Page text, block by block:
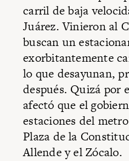
carril de baja
Juárez. Vinieron al
buscan un
exorbitantemente
lo que desayunan,
después. Quizá por
afectó que el
estaciones del
Plaza de la
Allende y el Zócalo.